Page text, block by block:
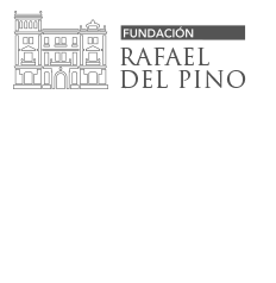
Saltar
al
contenido